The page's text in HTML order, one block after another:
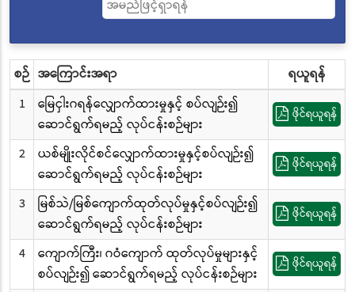
စဉ် အကြောင်းအရာ
ရယူရန်
1
မြေငှါးဂရန်လျှောက်ထားမှုနှင့် စပ်လျဉ်း၍
ဆောင်ရွက်ရမည့် လုပ်ငန်းစဉ်များ
ဖိုင်ရယူရန်
2
ယစ်မျိုးလိုင်စင်လျှောက်ထားမှုနှင့်စပ်လျဉ်း၍
ဆောင်ရွက်ရမည့် လုပ်ငန်းစဉ်များ
ဖိုင်ရယူရန်
3
မြစ်သဲ/မြစ်ကျောက်ထုတ်လုပ်မှုနှင့်စပ်လျဉ်း၍
ဆောင်ရွက်ရမည့် လုပ်ငန်းစဉ်များ
ဖိုင်ရယူရန်
4
ကျောက်ကြီး၊ ဂဝံကျောက် ထုတ်လုပ်မှုများနှင့်
စပ်လျဉ်း၍ ဆောင်ရွက်ရမည့် လုပ်ငန်းစဉ်များ
ဖိုင်ရယူရန်